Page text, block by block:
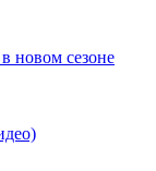
новом сезоне